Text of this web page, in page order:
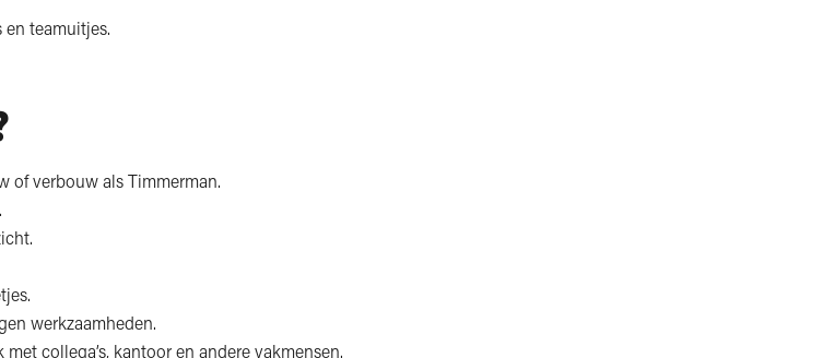
en teamuitjes.
of verbouw als Timmerman.
werkzaamheden.
collega’s, kantoor en andere vakmensen.